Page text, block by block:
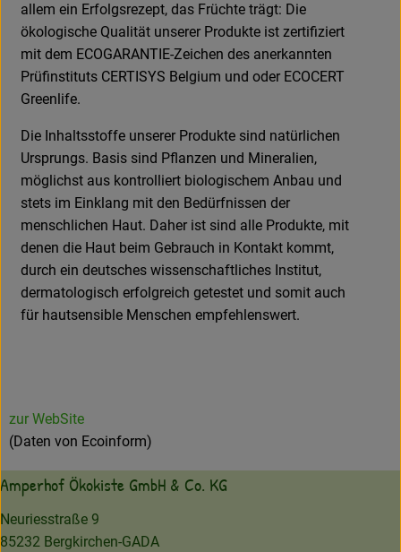
allem ein Erfolgsrezept, das Früchte trägt: Die
ökologische Qualität unserer Produkte ist zertifiziert
mit dem ECOGARANTIE-Zeichen des anerkannten
Prüfinstituts CERTISYS Belgium und oder ECOCERT
Greenlife.
Die Inhaltsstoffe unserer Produkte sind natürlichen
Ursprungs. Basis sind Pflanzen und Mineralien,
möglichst aus kontrolliert biologischem Anbau und
stets im Einklang mit den Bedürfnissen der
menschlichen Haut. Daher ist sind alle Produkte, mit
denen die Haut beim Gebrauch in Kontakt kommt,
durch ein deutsches wissenschaftliches Institut,
dermatologisch erfolgreich getestet und somit auch
für hautsensible Menschen empfehlenswert.
zur WebSite
(Daten von Ecoinform)
Amperhof Ökokiste GmbH & Co. KG
Neuriesstraße 9
85232 Bergkirchen-GADA